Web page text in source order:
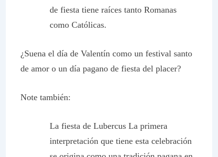
de fiesta tiene raíces tanto Romanas
como Católicas.
¿Suena el día de Valentín como un festival santo
de amor o un día pagano de fiesta del placer?
Note también:
La fiesta de Lubercus La primera
interpretación que tiene esta celebración